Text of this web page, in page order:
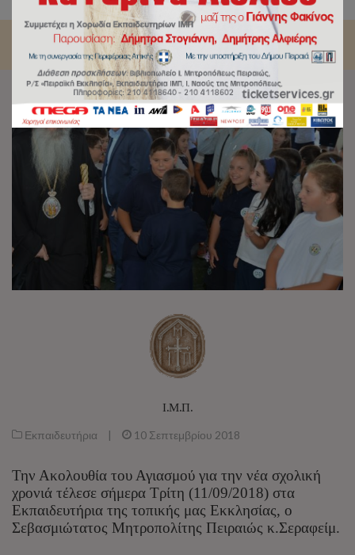
στα Εκπαιδευτήρια της Ιεράς Μητροπόλεως Πειραιώς
Ι.Μ.Π.
Εκπαιδευτήρια | 10 Σεπτεμβρίου 2018
Την Ακολουθία του Αγιασμού για την νέα σχολική
χρονιά τέλεσε σήμερα Τρίτη (11/09/2018) στα
Εκπαιδευτήρια της τοπικής μας Εκκλησίας, ο
Σεβασμιώτατος Μητροπολίτης Πειραιώς κ.Σεραφείμ.